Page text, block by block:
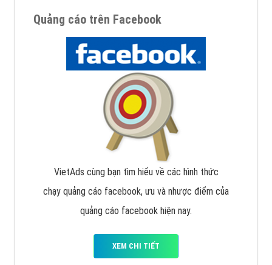
Quảng cáo trên Facebook
VietAds cùng bạn tìm hiểu về các hình thức
chạy quảng cáo facebook, ưu và nhược điểm của
quảng cáo facebook hiện nay.
XEM CHI TIẾT